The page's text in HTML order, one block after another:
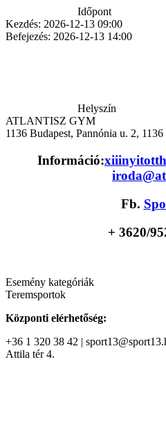
Időpont
Kezdés: 2026-12-13 09:00
Befejezés: 2026-12-13 14:00
Helyszín
ATLANTISZ GYM
1136 Budapest, Pannónia u. 2, 1136
Információ:
Fb.
+ 3620/
Esemény kategóriák
Teremsportok
Központi elérhetőség:
+36 1 320 38 42 |
Attila tér 4.